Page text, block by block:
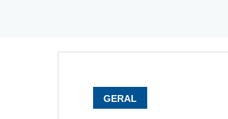
GERAL